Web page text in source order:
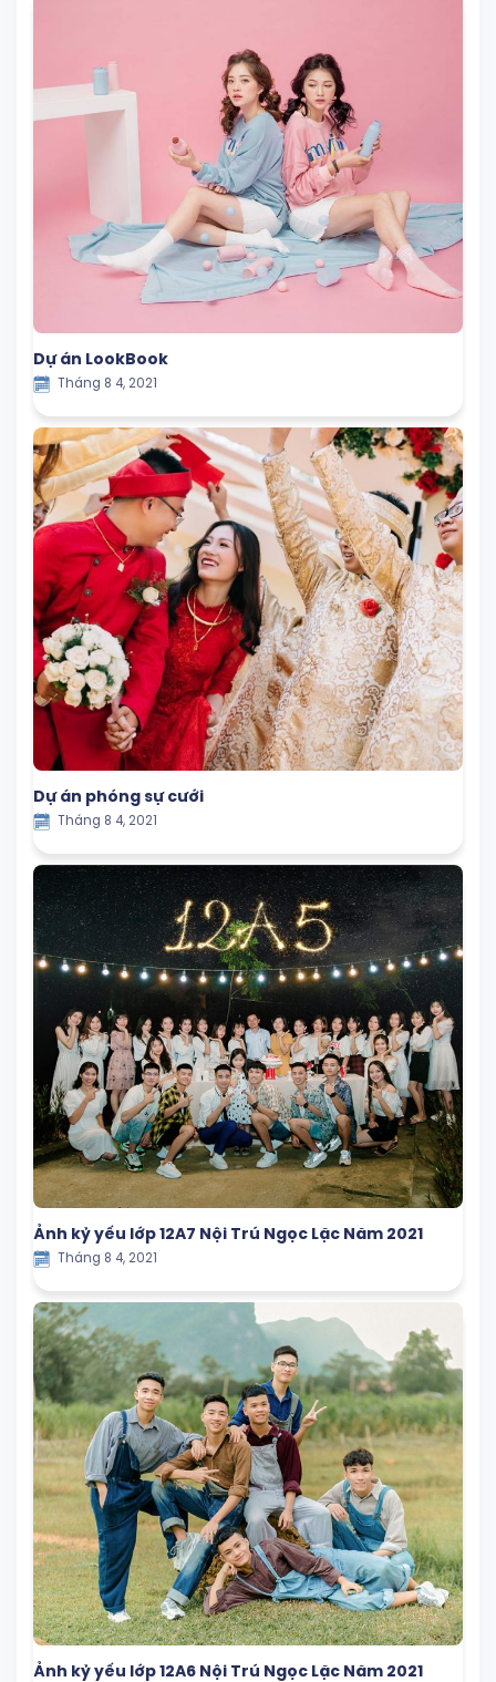
Dự án LookBook
Tháng 8 4, 2021
Dự án phóng sự cưới
Tháng 8 4, 2021
Ảnh kỷ yếu lớp 12A7 Nội Trú Ngọc Lặc Năm 2021
Tháng 8 4, 2021
Ảnh kỷ yếu lớp 12A6 Nội Trú Ngọc Lặc Năm 2021